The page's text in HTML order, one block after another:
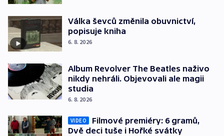
Válka ševců změnila obuvnictví,
popisuje kniha
6. 8. 2026
Album Revolver The Beatles naživo
nikdy nehráli. Objevovali ale magii
studia
6. 8. 2026
VIDEO
Filmové premiéry: 6 gramů,
Dvě deci tuše i Hořké svátky